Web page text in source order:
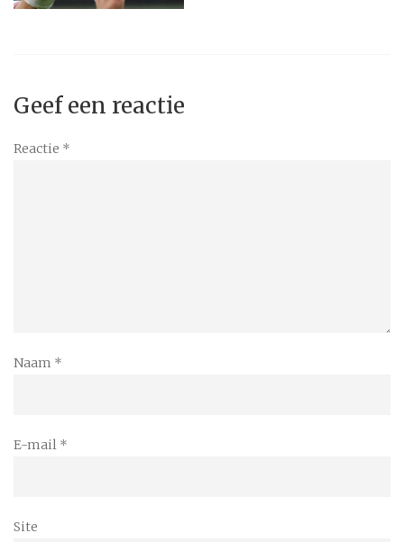
Geef een reactie
Reactie *
Naam *
E-mail *
Site